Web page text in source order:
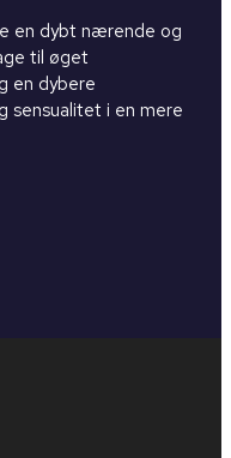
en dybt nærende og
til øget
en dybere
sensualitet i en mere